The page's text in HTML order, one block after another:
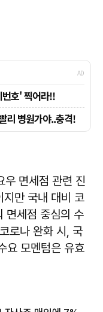
우 면세점 관련 진
지만 국내 대비 코
면세점 중심의 수
로나 완화 시, 국
요 모멘텀은 유효